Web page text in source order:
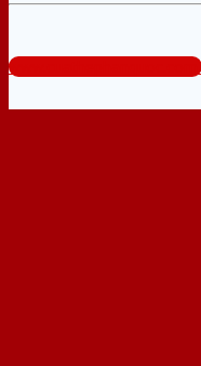
www.cuathephanquoc.com